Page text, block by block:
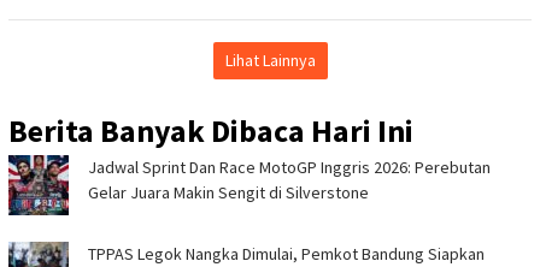
Lihat Lainnya
Berita Banyak Dibaca Hari Ini
Jadwal Sprint Dan Race MotoGP Inggris 2026: Perebutan
Gelar Juara Makin Sengit di Silverstone
TPPAS Legok Nangka Dimulai, Pemkot Bandung Siapkan